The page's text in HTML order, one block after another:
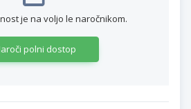
je na voljo le naročnikom.
polni dostop